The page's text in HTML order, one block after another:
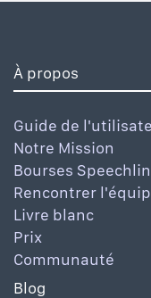
À propos
Guide de
Notre Mission
Bourses
Rencontrer
Livre blanc
Prix
Communauté
Blog